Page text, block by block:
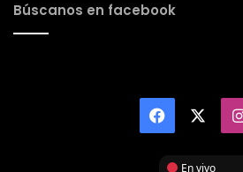
Búscanos en facebook
Facebook
En vivo